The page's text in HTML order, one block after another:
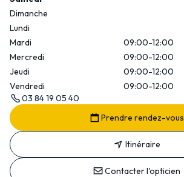
Dimanche
Lundi
Mardi
09:00-12:00
Mercredi
09:00-12:00
Jeudi
09:00-12:00
Vendredi
09:00-12:00
03 84 19 05 40
Prendre rendez-vous
Itinéraire
Contacter l'opticien